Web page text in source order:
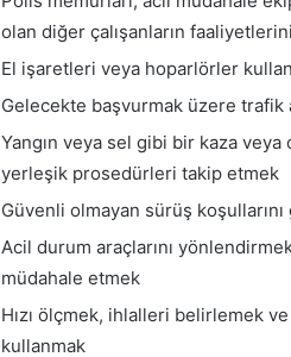
olan diğer çalışanların
El işaretleri veya hoparlörler
Gelecekte başvurmak üzere trafik
Yangın veya sel gibi bir kaza
yerleşik prosedürleri takip etmek
Güvenli olmayan sürüş
Acil durum araçlarını
müdahale etmek
Hızı ölçmek, ihlalleri belirlemek
kullanmak